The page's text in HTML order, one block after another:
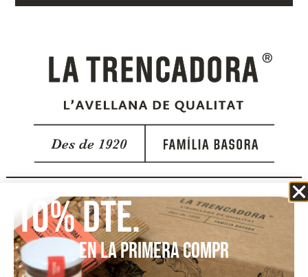
BASORA COMERCIAL 2, S.L.
c/ Avda Montserrat nº 9
43142 El Rourell (Tarragona)
Telèfon: 977 84 10 38
Mail: info@latrencadora.com
10% dte.
EN LA PRIMERA COMPR